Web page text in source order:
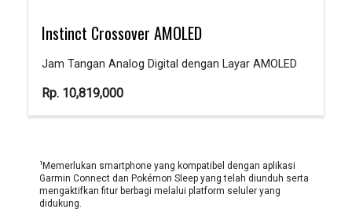
Instinct Crossover AMOLED
Jam Tangan Analog Digital dengan Layar AMOLED
Rp. 10,819,000
1 Memerlukan smartphone yang kompatibel dengan aplikasi
Garmin Connect dan Pokémon Sleep yang telah diunduh serta
mengaktifkan fitur berbagi melalui platform seluler yang
didukung.